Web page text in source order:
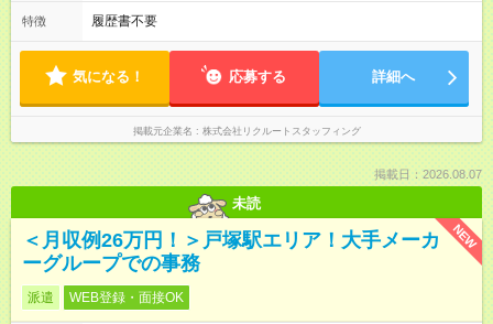
特徴 履歴書不要
気になる！ 応募する 詳細へ
掲載元企業名 株式会社リクルートスタッフィング
掲載日：2026.08.07
未読
NEW
＜月収例26万円！＞戸塚駅エリア！大手メーカ
ーグループでの事務
派遣 WEB登録・面接OK